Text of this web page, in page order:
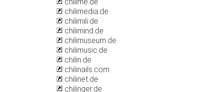
chilimedia.de
chilimili.de
chilimind.de
chilimuseum.de
chilimusic.de
chilin.de
chilinails.com
chilinet.de
chilinger.de